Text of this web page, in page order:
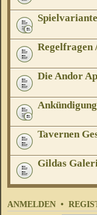
Regelfragen
Die Andor
Tavernen
Gildas
ANMELDEN •